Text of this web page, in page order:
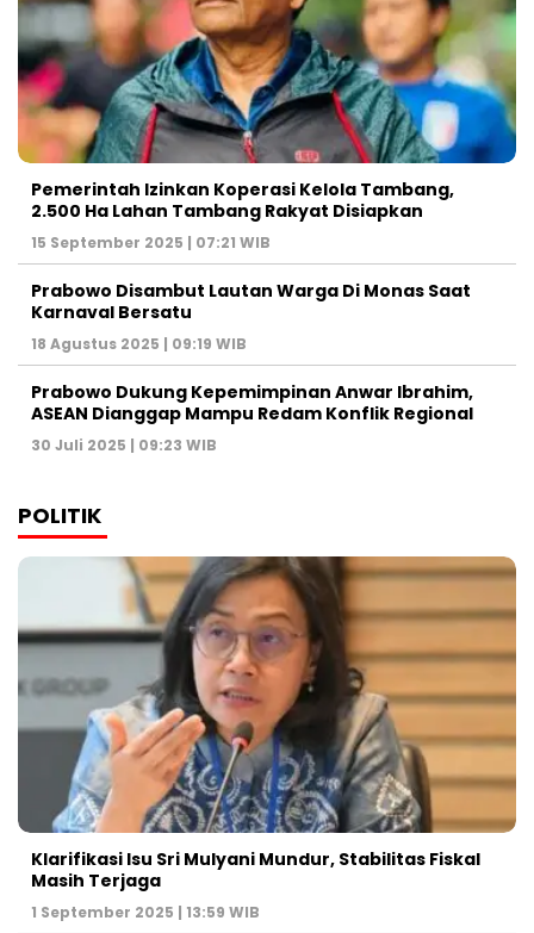
Pemerintah Izinkan Koperasi Kelola Tambang,
2.500 Ha Lahan Tambang Rakyat Disiapkan
15 September 2025 | 07:21 WIB
Prabowo Disambut Lautan Warga Di Monas Saat
Karnaval Bersatu
18 Agustus 2025 | 09:19 WIB
Prabowo Dukung Kepemimpinan Anwar Ibrahim,
ASEAN Dianggap Mampu Redam Konflik Regional
30 Juli 2025 | 09:23 WIB
POLITIK
Klarifikasi Isu Sri Mulyani Mundur, Stabilitas Fiskal
Masih Terjaga
1 September 2025 | 13:59 WIB